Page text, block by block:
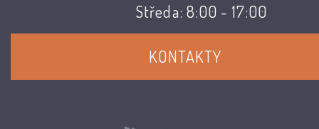
Středa: 8:00 - 17:00
KONTAKTY